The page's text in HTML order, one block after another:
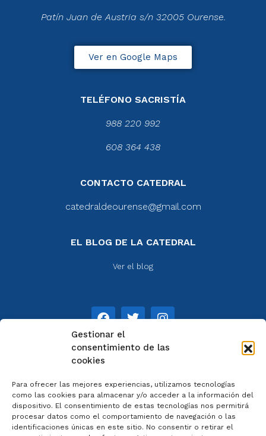
Gestionar el
consentimiento de las
cookies
Para ofrecer las mejores experiencias, utilizamos tecnologías
como las cookies para almacenar y/o acceder a la información del
dispositivo. El consentimiento de estas tecnologías nos permitirá
procesar datos como el comportamiento de navegación o las
identificaciones únicas en este sitio. No consentir o retirar el
Patín Juan de Austria s/n 32005 Ourense.
Ver en Google Maps
TELÉFONO SACRISTÍA
988 220 992
608 364 438
CONTACTO CATEDRAL
catedraldeourense@gmail.com
EL BLOG DE LA CATEDRAL
Ver el blog
Aviso legal
Política de privacidad
Cookies